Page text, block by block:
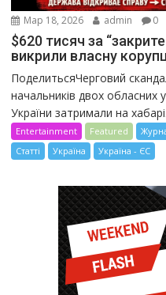
Мар 18, 2026 admin 0
$620 тисяч за
викрили власну
ПоделитьсяЧерговий
начальників двох обласних
України затримали на
Entertainment Featured
Статті
Україна Україна - ЄС